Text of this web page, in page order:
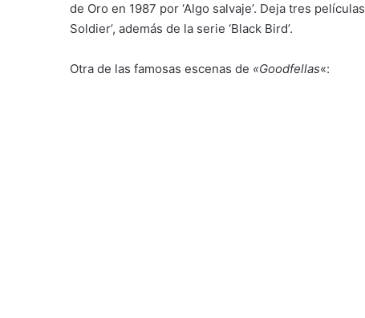
de Oro en 1987 por ‘Algo salvaje’. Deja tres
Soldier’, además de la serie ‘Black Bird’.
Otra de las famosas escenas de «Goodfellas«: